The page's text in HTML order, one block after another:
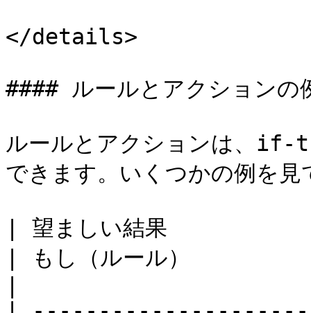
</details>
#### ルールとアクションの
ルールとアクションは、if-
できます。いくつかの例を見
| 望ましい結果
| もし（ルール）